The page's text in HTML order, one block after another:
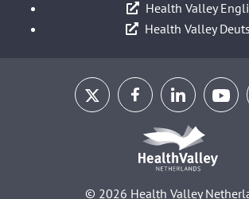
Health Valley
Health Valley
© 2026 Health Valley